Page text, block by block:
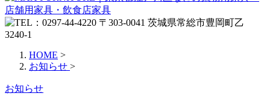
HOME >
お知らせ >
お知らせ